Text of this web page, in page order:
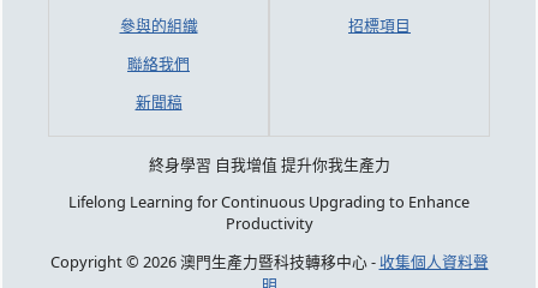
參與的組織
聯絡我們
新聞稿
招標項目
終身學習 自我增值 提升你我生產力
Lifelong Learning for Continuous Upgrading to Enhance
Productivity
Copyright © 2026 澳門生產力暨科技轉移中心 - 收集個人資料聲